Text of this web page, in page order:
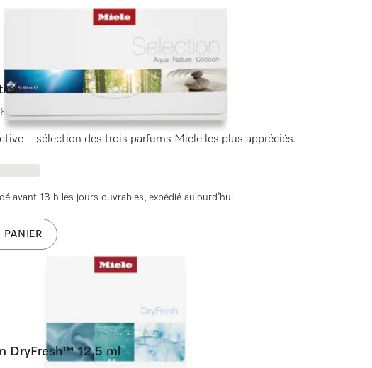
critiques)
– sélection des trois parfums Miele les plus appréciés.
avant 13 h les jours ouvrables, expédié aujourd’hui
PANIER
DryFresh™ 12,5 ml